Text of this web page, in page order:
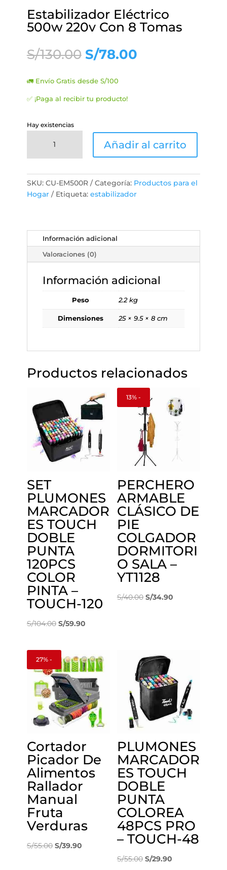
Estabilizador Eléctrico
500w 220v Con 8 Tomas
S/130.00 El
precio
original
era:
S/130.00.
S/78.00El
🚛 Envío Gratis desde S/100
✅ ¡Paga al recibir tu producto!
Hay existencias
Eléctrico
500w
Con
8
Añadir al carrito
SKU: CU-EM500R Categoría: Productos para el
Hogar
Etiqueta: estabilizador
Información adicional
Valoraciones (0)
Información adicional
Peso 2.2 kg
Dimensiones 25 × 9.5 × 8 cm
Productos relacionados
SET
PLUMONES
MARCADOR
ES TOUCH
DOBLE
PUNTA
120PCS
COLOR
PINTA –
TOUCH-120
S/104.00 El
original
era:
S/104.00.
S/59.90El
es:
13% -
PERCHERO
ARMABLE
CLÁSICO DE
PIE
COLGADOR
DORMITORI
O SALA –
YT1128
S/40.00 El
S/34.90El
27% -
Cortador
Picador De
Alimentos
Rallador
Manual
Fruta
Verduras
S/55.00 El
S/39.90El
PLUMONES
MARCADOR
ES TOUCH
DOBLE
PUNTA
COLOREA
48PCS PRO
– TOUCH-48
S/55.00 El
S/29.90El